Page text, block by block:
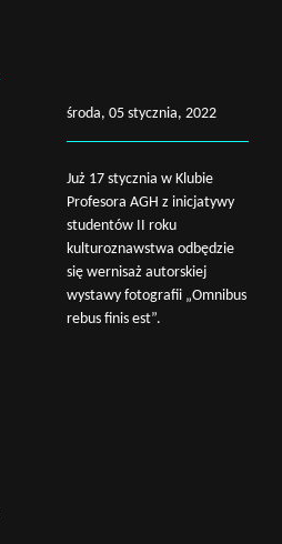
środa, 05 stycznia, 2022
Już 17 stycznia w Klubie
Profesora AGH z inicjatywy
studentów II roku
kulturoznawstwa odbędzie
się wernisaż autorskiej
wystawy fotografii „Omnibus
rebus finis est”.